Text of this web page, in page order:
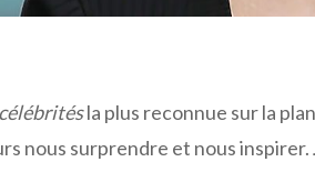
célébritésla plus reconnue sur la
nous surprendre et nous inspirer.